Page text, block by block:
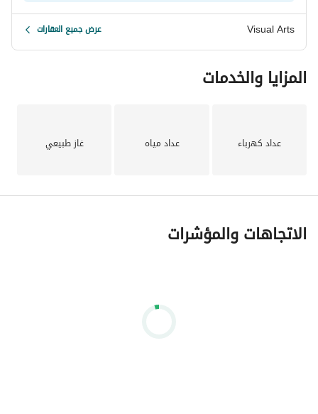
Visual Arts عرض جميع العقارات
المزايا والخدمات
عداد كهرباء عداد مياه غاز طبيعي
الاتجاهات والمؤشرات